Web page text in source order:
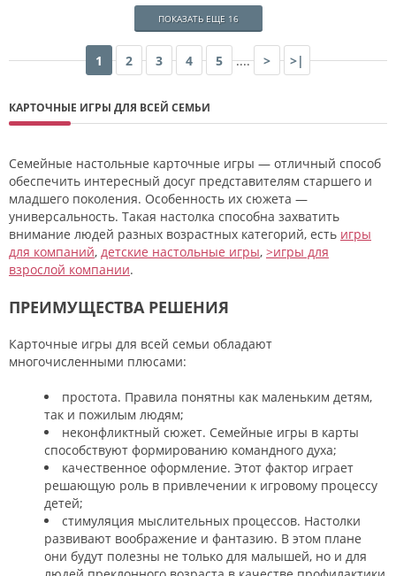
ПОКАЗАТЬ ЕЩЕ 16
1 2 3 4 5 .... > >|
КАРТОЧНЫЕ ИГРЫ ДЛЯ ВСЕЙ СЕМЬИ
Семейные настольные карточные игры — отличный способ
обеспечить интересный досуг представителям старшего и
младшего поколения. Особенность их сюжета —
универсальность. Такая настолка способна захватить
внимание людей разных возрастных категорий, есть игры
для компаний, детские настольные игры, >игры для
взрослой компании.
ПРЕИМУЩЕСТВА РЕШЕНИЯ
Карточные игры для всей семьи обладают
многочисленными плюсами:
простота. Правила понятны как маленьким детям,
так и пожилым людям;
неконфликтный сюжет. Семейные игры в карты
способствуют формированию командного духа;
качественное оформление. Этот фактор играет
решающую роль в привлечении к игровому процессу
детей;
стимуляция мыслительных процессов. Настолки
развивают воображение и фантазию. В этом плане
они будут полезны не только для малышей, но и для